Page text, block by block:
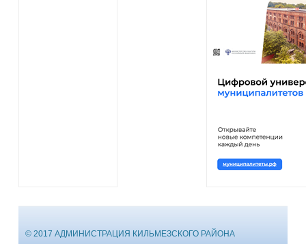
© 2017 АДМИНИСТРАЦИЯ КИЛЬМЕЗСКОГО РАЙОНА